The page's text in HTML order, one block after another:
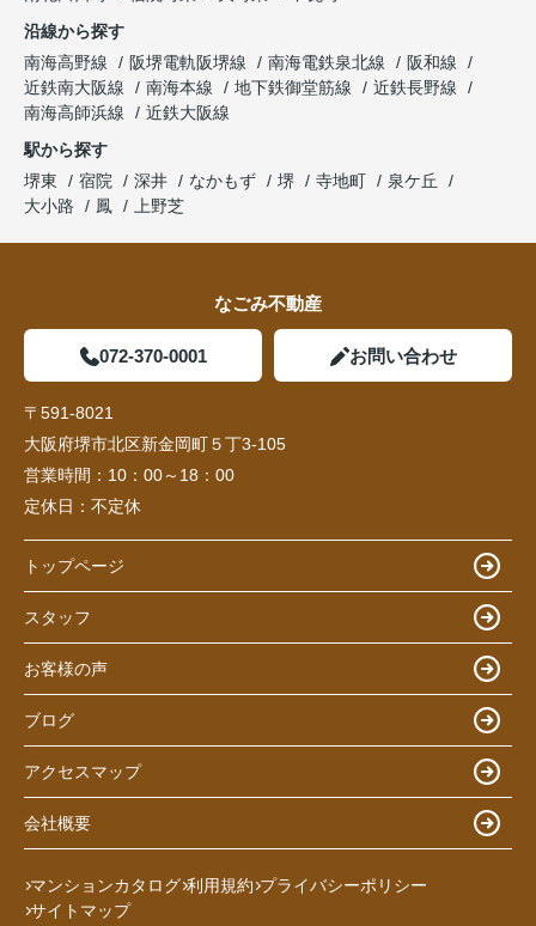
沿線から探す
南海高野線
阪堺電軌阪堺線 南海電鉄泉北線
阪和線
近鉄南大阪線
南海本線 地下鉄御堂筋線
近鉄長野線
南海高師浜線
近鉄大阪線
駅から探す
堺東
宿院 深井 なかもず 堺 寺地町
泉ケ丘
大小路
鳳 上野芝
なごみ不動産
072-370-0001 お問い合わせ
〒591-8021
大阪府堺市北区新金岡町５丁3-105
営業時間： 10：00～18：00
定休日： 不定休
トップページ
スタッフ
お客様の声
ブログ
アクセスマップ
会社概要
マンションカタログ 利用規約 プライバシーポリシー
サイトマップ